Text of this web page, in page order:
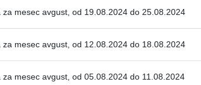
mesec avgust, od 19.08.2024 do 25.08.2024
mesec avgust, od 12.08.2024 do 18.08.2024
mesec avgust, od 05.08.2024 do 11.08.2024